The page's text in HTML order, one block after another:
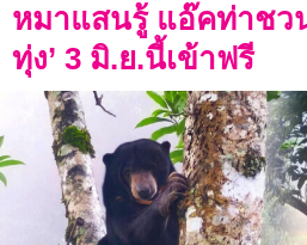
หมาแสนรู้ แอ๊คท่าชว
ทุ่ง’ 3 มิ.ย.นี้เข้าฟรี